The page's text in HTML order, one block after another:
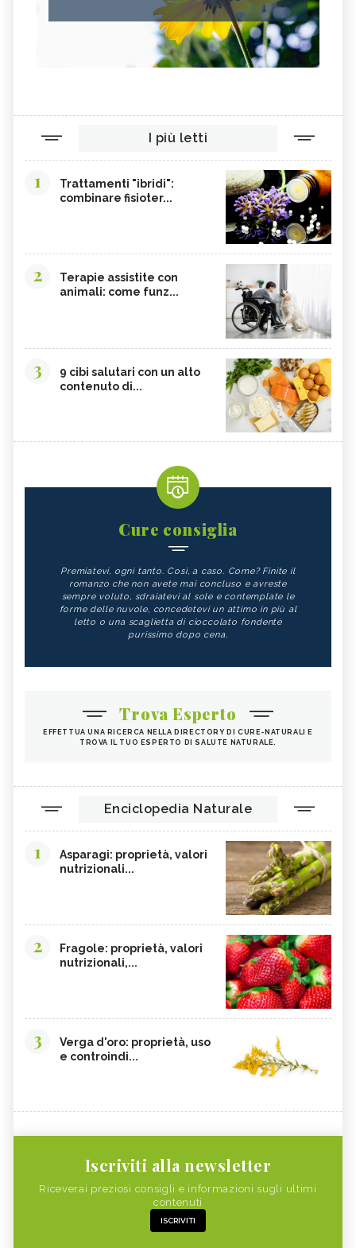
I più letti
1
Trattamenti "ibridi":
combinare fisioter...
2
Terapie assistite con
animali: come funz...
3
9 cibi salutari con un alto
contenuto di...
Cure consiglia
Premiatevi, ogni tanto. Così, a caso. Come? Finite il
romanzo che non avete mai concluso e avreste
sempre voluto, sdraiatevi al sole e contemplate le
forme delle nuvole, concedetevi un attimo in più al
letto o una scaglietta di cioccolato fondente
purissimo dopo cena.
Trova Esperto
EFFETTUA UNA RICERCA NELLA DIRECTORY DI CURE-NATURALI E
TROVA IL TUO ESPERTO DI SALUTE NATURALE.
Enciclopedia Naturale
1
Asparagi: proprietà, valori
nutrizionali...
2
Fragole: proprietà, valori
nutrizionali,...
3
Verga d'oro: proprietà, uso
e controindi...
Iscriviti alla newsletter
Riceverai preziosi consigli e informazioni sugli ultimi
contenuti
ISCRIVITI